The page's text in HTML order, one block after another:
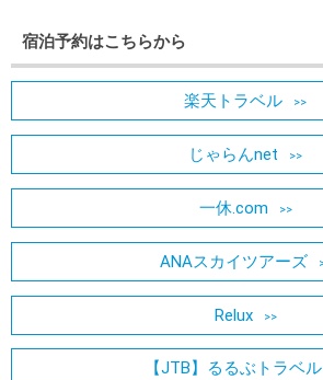
宿泊予約はこちらから
楽天トラベル
じゃらんnet
一休.com
ANAスカイツアーズ
Relux
【JTB】るるぶトラベル